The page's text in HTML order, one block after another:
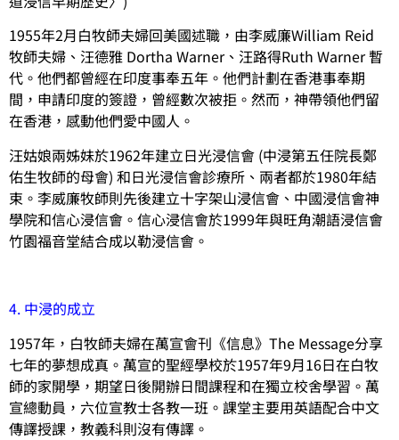
1955年2月白牧師夫婦回美國述職，由李威廉William Reid
牧師夫婦、汪德雅 Dortha Warner、汪路得Ruth Warner 暫
代。他們都曾經在印度事奉五年。他們計劃在香港事奉期
間，申請印度的簽證，曾經數次被拒。然而，神帶領他們留
在香港，感動他們愛中國人。
汪姑娘兩姊妹於1962年建立日光浸信會 (中浸第五任院長鄭
佑生牧師的母會) 和日光浸信會診療所、兩者都於1980年結
束。李威廉牧師則先後建立十字架山浸信會、中國浸信會神
學院和信心浸信會。信心浸信會於1999年與旺角潮語浸信會
竹園福音堂結合成以勒浸信會。
4. 中浸的成立
1957年，白牧師夫婦在萬宣會刊《信息》The Message分享
七年的夢想成真。萬宣的聖經學校於1957年9月16日在白牧
師的家開學，期望日後開辦日間課程和在獨立校舍學習。萬
宣總動員，六位宣教士各教一班。課堂主要用英語配合中文
傳譯授課，教義科則沒有傳譯。